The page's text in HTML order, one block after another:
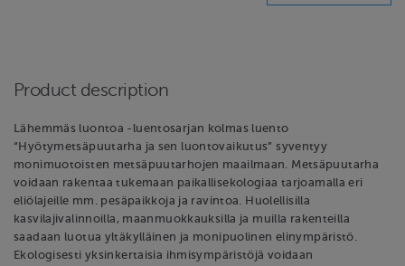
Product description
Lähemmäs luontoa -luentosarjan kolmas luento
“Hyötymetsäpuutarha ja sen luontovaikutus” syventyy
monimuotoisten metsäpuutarhojen maailmaan. Metsäpuutarha
voidaan rakentaa tukemaan paikallisekologiaa tarjoamalla eri
eliölajeille mm. pesäpaikkoja ja ravintoa. Huolellisilla
kasvilajivalinnoilla, maanmuokkauksilla ja muilla rakenteilla
saadaan luotua yltäkylläinen ja monipuolinen elinympäristö.
Ekologisesti yksinkertaisia ihmisympäristöjä voidaan